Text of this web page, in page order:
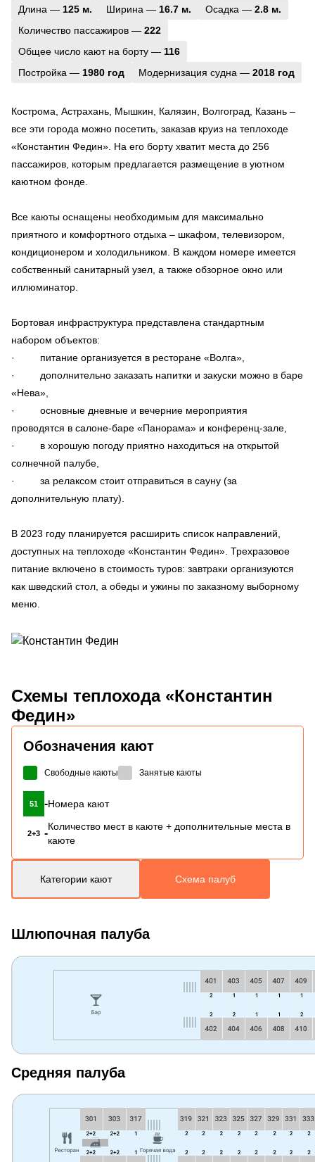
Длина — 125 м. Ширина — 16.7 м. Осадка — 2.8 м.
Количество пассажиров — 222
Общее число кают на борту — 116
Постройка — 1980 год Модернизация судна — 2018 год
Кострома, Астрахань, Мышкин, Калязин, Волгоград, Казань –
все эти города можно посетить, заказав круиз на теплоходе
«Константин Федин». На его борту хватит места до 256
пассажиров, которым предлагается размещение в уютном
каютном фонде.
Все каюты оснащены необходимым для максимально
приятного и комфортного отдыха – шкафом, телевизором,
кондиционером и холодильником. В каждом номере имеется
собственный санитарный узел, а также обзорное окно или
иллюминатор.
Бортовая инфраструктура представлена стандартным
набором объектов:
· питание организуется в ресторане «Волга»,
· дополнительно заказать напитки и закуски можно в баре
«Нева»,
· основные дневные и вечерние мероприятия
проводятся в салоне-баре «Панорама» и конференц-зале,
· в хорошую погоду приятно находиться на открытой
солнечной палубе,
· за релаксом стоит отправиться в сауну (за
дополнительную плату).
В 2023 году планируется расширить список направлений,
доступных на теплоходе «Константин Федин». Трехразовое
питание включено в стоимость туров: завтраки организуются
как шведский стол, а обеды и ужины по заказному выборному
меню.
Схемы теплохода «Константин
Федин»
Обозначения кают
Свободные каюты Занятые каюты
51 -Номера кают
2+3 -
Количество мест в каюте + дополнительные места в
каюте
Категории кают Схема палуб
Шлюпочная палуба
Средняя палуба